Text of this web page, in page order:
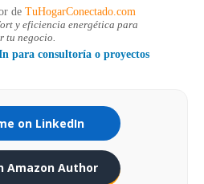
de TuHogarConectado.com
y eficiencia energética para
tu negocio.
para consultoría o proyectos
on LinkedIn
Amazon Author